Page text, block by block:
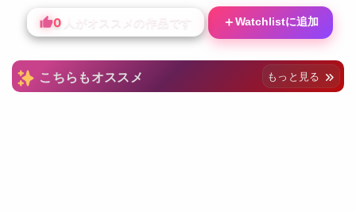
0 人がオススメの作品です ＋Watchlistに追加
こちらもオススメ もっと見る